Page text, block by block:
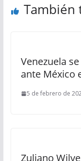
También
Venezuela
ante México
5 de febrero de
Zuliano